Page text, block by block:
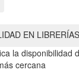
EN LIBRERÍAS
la disponibilidad
cercana